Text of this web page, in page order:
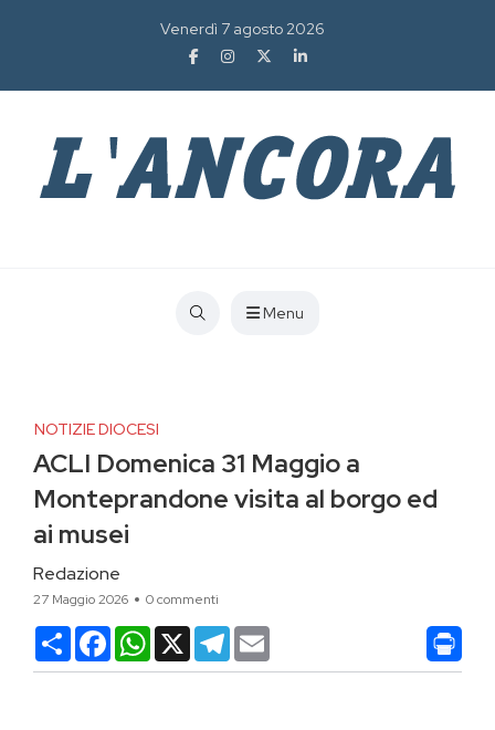
Venerdì 7 agosto 2026
Menu
NOTIZIE DIOCESI
ACLI Domenica 31 Maggio a
Monteprandone visita al borgo ed
ai musei
Redazione
27 Maggio 2026 0 commenti
CondividiFacebookWhatsApp
X Telegram